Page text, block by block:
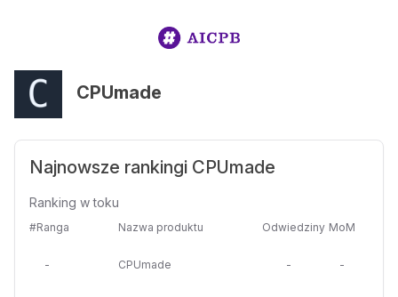
CPUmade
Najnowsze rankingi CPUmade
Ranking w toku
#Ranga Nazwa produktu Odwiedziny MoM
- CPUmade - -